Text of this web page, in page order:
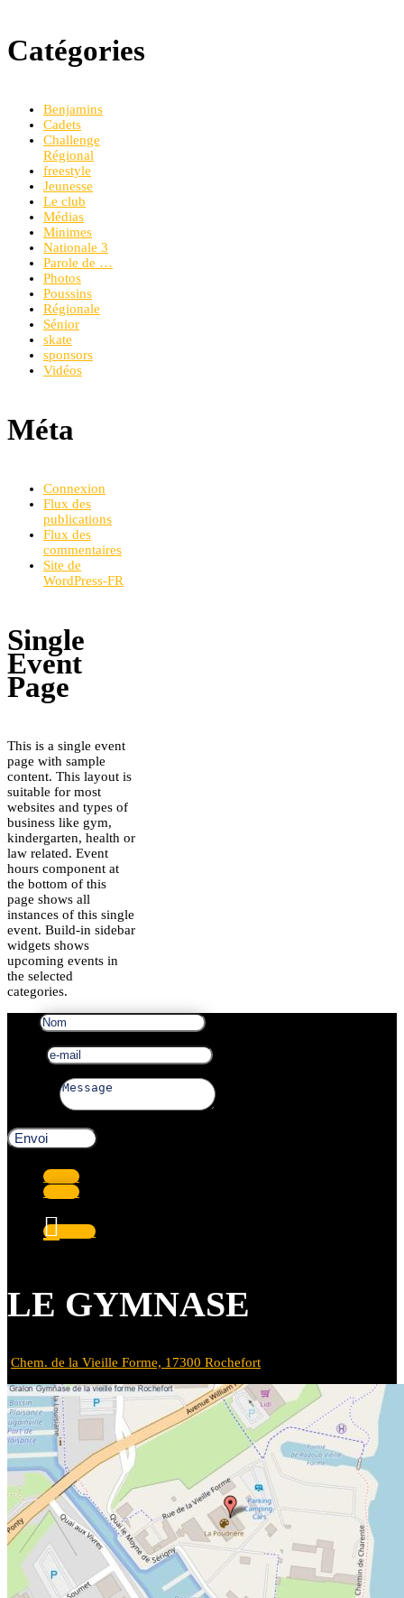
Catégories
Benjamins
Cadets
Challenge
Régional
freestyle
Jeunesse
Le club
Médias
Minimes
Nationale 3
Parole de …
Photos
Poussins
Régionale
Sénior
skate
sponsors
Vidéos
Méta
Connexion
Flux des
publications
Flux des
commentaires
Site de
WordPress-FR
Single
Event
Page
This is a single event
page with sample
content. This layout is
suitable for most
websites and types of
business like gym,
kindergarten, health or
law related. Event
hours component at
the bottom of this
page shows all
instances of this single
event. Build-in sidebar
widgets shows
upcoming events in
the selected
categories.
Envoi
Suivre
Suivre
Suivre
LE GYMNASE
Chem. de la Vieille Forme, 17300 Rochefort